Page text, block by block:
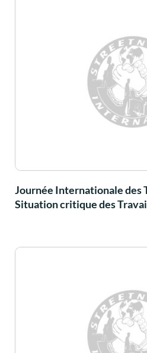
Journée Internationale des
Situation critique des